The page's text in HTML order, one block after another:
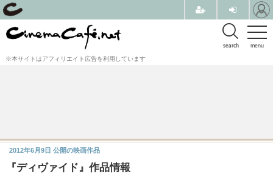
menu
search
※本サイトはアフィリエイト広告を利用しています
『ディヴァイド』作品情報
2012年6月9日 公開の映画作品